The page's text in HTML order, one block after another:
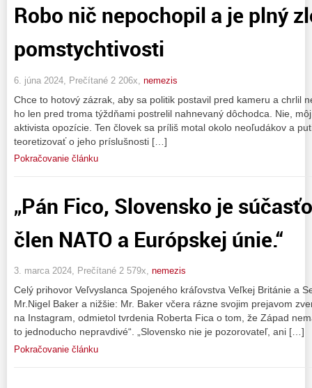
Robo nič nepochopil a je plný
pomstychtivosti
6. júna 2024, Prečítané 2 206x, nemezis
Chce to hotový zázrak, aby sa politik postavil pred kameru a chrlil
ho len pred troma týždňami postrelil nahnevaný dôchodca. Nie,
aktivista opozície. Ten človek sa príliš motal okolo neoľudákov a
teoretizovať o jeho príslušnosti […]
Pokračovanie článku
„Pán Fico, Slovensko je
člen NATO a Európskej únie.“
3. marca 2024, Prečítané 2 579x, nemezis
Celý prihovor Veľvyslanca Spojeného kráľovstva Veľkej Británie a
Mr.Nigel Baker a nižšie: Mr. Baker včera rázne svojim prejavom
na Instagram, odmietol tvrdenia Roberta Fica o tom, že Západ
to jednoducho nepravdivé“. „Slovensko nie je pozorovateľ, ani […]
Pokračovanie článku